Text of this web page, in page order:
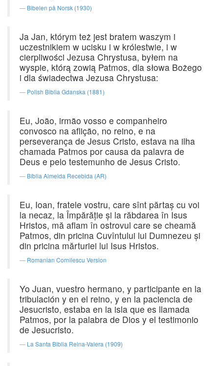
Bibelen på Norsk (1930)
Ja Jan, którym też jest bratem waszym i
uczestnikiem w ucisku i w królestwie, i w
cierpliwości Jezusa Chrystusa, byłem na
wyspie, którą zowią Patmos, dla słowa Bożego
i dla świadectwa Jezusa Chrystusa:
Polish Biblia Gdanska (1881)
Eu, João, irmão vosso e companheiro
convosco na aflição, no reino, e na
perseverança de Jesus Cristo, estava na ilha
chamada Patmos por causa da palavra de
Deus e pelo testemunho de Jesus Cristo.
Bíblia Almeida Recebida (AR)
Eu, Ioan, fratele vostru, care sînt părtaş cu voi
la necaz, la Împărăţie şi la răbdarea în Isus
Hristos, mă aflam în ostrovul care se cheamă
Patmos, din pricina Cuvîntului lui Dumnezeu şi
din pricina mărturiei lui Isus Hristos.
Romanian Cornilescu Version
Yo Juan, vuestro hermano, y participante en la
tribulación y en el reino, y en la paciencia de
Jesucristo, estaba en la isla que es llamada
Patmos, por la palabra de Dios y el testimonio
de Jesucristo.
La Santa Biblia Reina-Valera (1909)